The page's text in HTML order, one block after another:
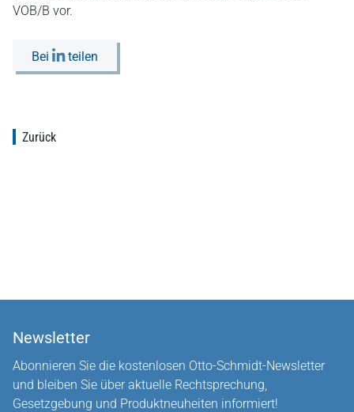
VOB/B vor.
Bei teilen
Zurück
Newsletter
Abonnieren Sie die kostenlosen Otto-Schmidt-Newsletter
und bleiben Sie über aktuelle Rechtsprechung,
Gesetzgebung und Produktneuheiten informiert!